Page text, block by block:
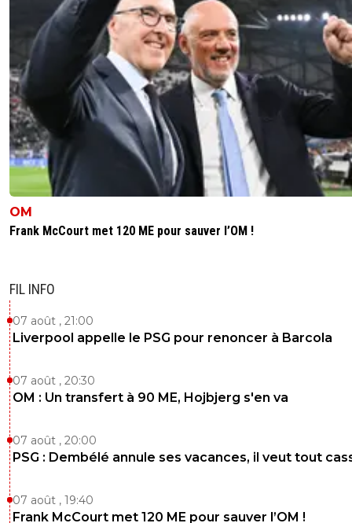
OM
Frank McCourt met 120 ME pour sauver l’OM !
FIL INFO
07 août , 21:00
Liverpool appelle le PSG pour renoncer à Barcola
07 août , 20:30
OM : Un transfert à 90 ME, Hojbjerg s'en va
07 août , 20:00
PSG : Dembélé annule ses vacances, il veut tout
07 août , 19:40
Frank McCourt met 120 ME pour sauver l’OM !